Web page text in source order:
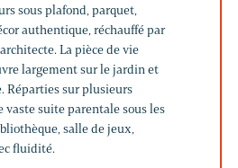
sous plafond, parquet,
authentique, réchauffé par
La pièce de vie
largement sur le jardin et
Réparties sur plusieurs
suite parentale sous les
salle de jeux,
fluidité.